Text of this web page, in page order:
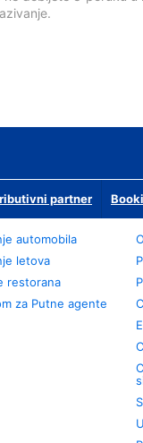
partner
automobila
letova
restorana
za Putne agente